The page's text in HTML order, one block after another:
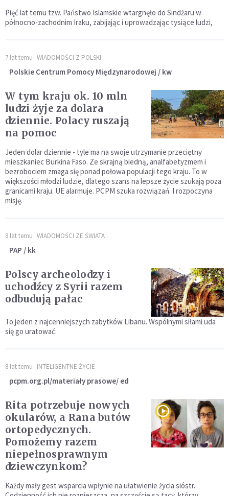
Pięć lat temu tzw. Państwo Islamskie wtargnęło do Sindżaru w
północno-zachodnim Iraku, zabijając i uprowadzając tysiące ludzi,
7 lat temu WIADOMOŚCI Z POLSKI
Polskie Centrum Pomocy Międzynarodowej / kw
W tym kraju ok. 10 mln
ludzi żyje za dolara
dziennie. Polacy ruszają
na pomoc
Jeden dolar dziennie - tyle ma na swoje utrzymanie przeciętny
mieszkaniec Burkina Faso. Ze skrajną biedną, analfabetyzmem i
bezrobociem zmaga się ponad połowa populacji tego kraju. To w
większości młodzi ludzie, dlatego szans na lepsze życie szukają poza
granicami kraju. UE alarmuje. PCPM szuka rozwiązań. I rozpoczyna
misję.
8 lat temu WIADOMOŚCI ZE ŚWIATA
PAP / kk
Polscy archeolodzy i
uchodźcy z Syrii razem
odbudują pałac
To jeden z najcenniejszych zabytków Libanu. Wspólnymi siłami uda
się go uratować.
8 lat temu INTELIGENTNE ŻYCIE
pcpm.org.pl/materiały prasowe/ ed
Rita potrzebuje nowych
okularów, a Rana butów
ortopedycznych.
Pomożemy razem
niepełnosprawnym
dziewczynkom?
Każdy mały gest wsparcia wpłynie na ułatwienie życia sióstr.